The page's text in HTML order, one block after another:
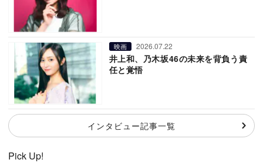
映画 2026.07.22
井上和、乃木坂46の未来を背負う責
任と覚悟
インタビュー記事一覧
Pick Up!